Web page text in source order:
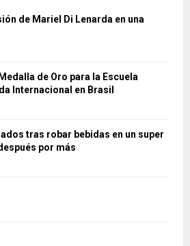
de Mariel Di Lenarda en una
de Oro para la Escuela
Internacional en Brasil
tras robar bebidas en un super
por más